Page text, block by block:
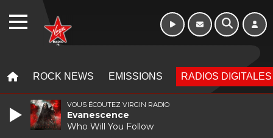
ROCK NEWS EMISSIONS RADIOS DIGITALES
VOUS ÉCOUTEZ VIRGIN RADIO
Evanescence
Who Will You Follow
WEBRADIO